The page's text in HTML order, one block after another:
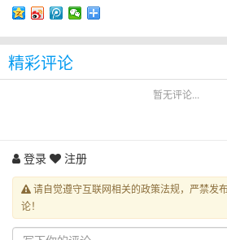
精彩评论
暂无评论...
登录 注册
请自觉遵守互联网相关的政策法规，严禁发
论！